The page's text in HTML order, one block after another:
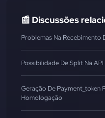
📰 Discussões
Problemas Na Recebimento
Possibilidade De Split Na API
Geração De Payment_token
Homologação